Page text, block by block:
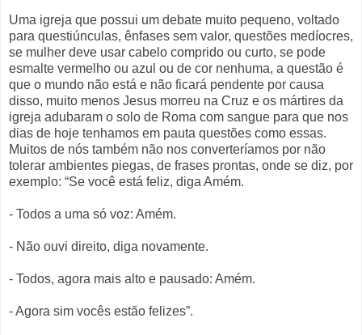
Uma igreja que possui um debate muito pequeno, voltado
para questiúnculas, ênfases sem valor, questões medíocres,
se mulher deve usar cabelo comprido ou curto, se pode
esmalte vermelho ou azul ou de cor nenhuma, a questão é
que o mundo não está e não ficará pendente por causa
disso, muito menos Jesus morreu na Cruz e os mártires da
igreja adubaram o solo de Roma com sangue para que nos
dias de hoje tenhamos em pauta questões como essas.
Muitos de nós também não nos converteríamos por não
tolerar ambientes piegas, de frases prontas, onde se diz, por
exemplo: “Se você está feliz, diga Amém.
- Todos a uma só voz: Amém.
- Não ouvi direito, diga novamente.
- Todos, agora mais alto e pausado: Amém.
- Agora sim vocês estão felizes”.